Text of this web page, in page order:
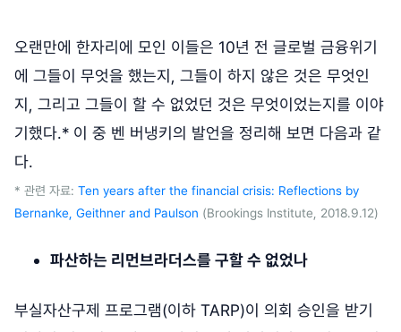
오랜만에 한자리에 모인 이들은 10년 전 글로벌 금융위기
에 그들이 무엇을 했는지, 그들이 하지 않은 것은 무엇인
지, 그리고 그들이 할 수 없었던 것은 무엇이었는지를 이야
기했다.* 이 중 벤 버냉키의 발언을 정리해 보면 다음과 같
다.
* 관련 자료: Ten years after the financial crisis: Reflections by
Bernanke, Geithner and Paulson (Brookings Institute, 2018.9.12)
파산하는 리먼브라더스를 구할 수 없었나
부실자산구제 프로그램(이하 TARP)이 의회 승인을 받기